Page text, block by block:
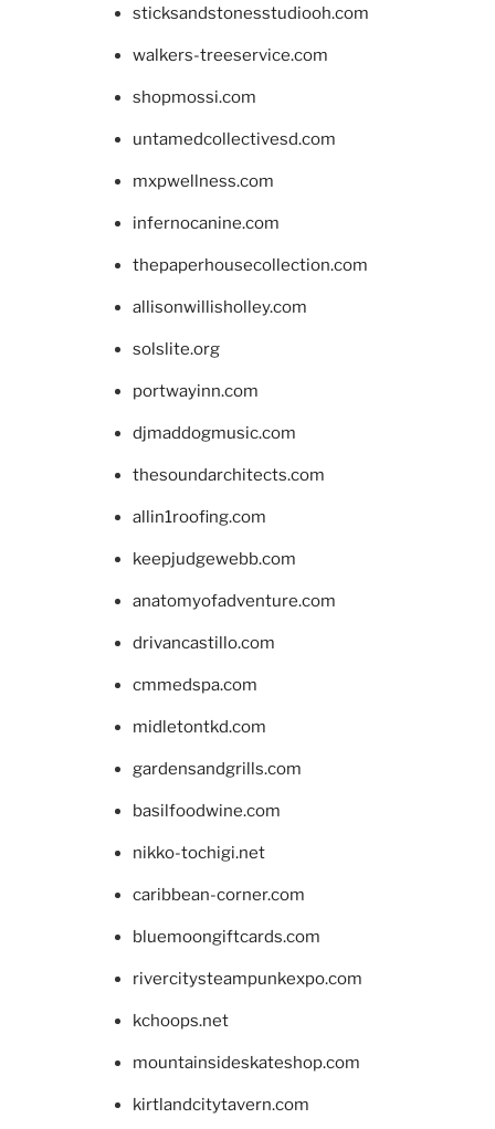
sticksandstonesstudiooh.com
walkers-treeservice.com
shopmossi.com
untamedcollectivesd.com
mxpwellness.com
infernocanine.com
thepaperhousecollection.com
allisonwillisholley.com
solslite.org
portwayinn.com
djmaddogmusic.com
thesoundarchitects.com
allin1roofing.com
keepjudgewebb.com
anatomyofadventure.com
drivancastillo.com
cmmedspa.com
midletontkd.com
gardensandgrills.com
basilfoodwine.com
nikko-tochigi.net
caribbean-corner.com
bluemoongiftcards.com
rivercitysteampunkexpo.com
kchoops.net
mountainsideskateshop.com
kirtlandcitytavern.com